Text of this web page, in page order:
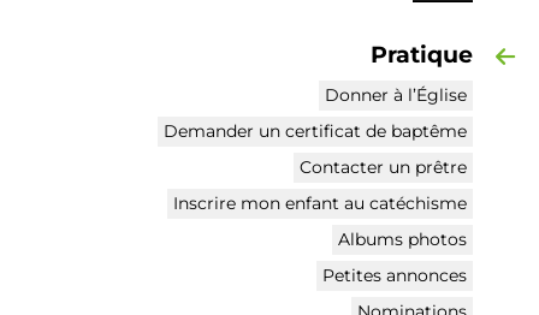
Pratique
Donner à l’Église
Demander un certificat de baptême
Contacter un prêtre
Inscrire mon enfant au catéchisme
Albums photos
Petites annonces
Nominations